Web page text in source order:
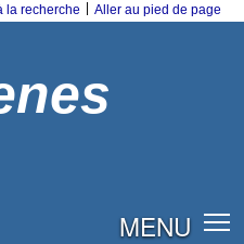
la recherche Aller au pied de page
MENU